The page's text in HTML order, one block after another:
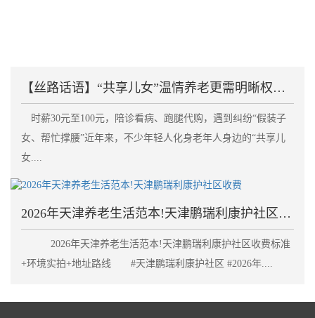
【丝路话语】“共享儿女”温情养老更需明晰权责划清边
时薪30元至100元，陪诊看病、跑腿代购，遇到纠纷“假装子
女、帮忙撑腰”近年来，不少年轻人化身老年人身边的“共享儿
女....
2026年天津养老生活范本!天津鹏瑞利康护社区收费
2026年天津养老生活范本!天津鹏瑞利康护社区收费标准
+环境实拍+地址路线 #天津鹏瑞利康护社区 #2026年....